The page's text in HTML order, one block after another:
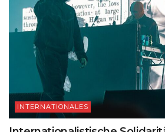
INTERNATIONALES